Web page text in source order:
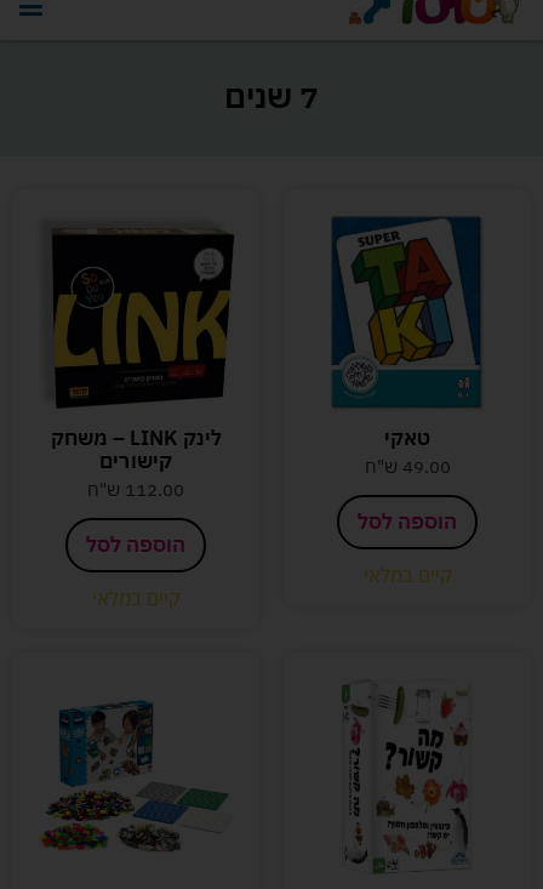
7 שנים
טאקי
49.00 ש"ח
הוספה לסל
קיים במלאי
לינק LINK – משחק
קישורים
112.00 ש"ח
הוספה לסל
קיים במלאי